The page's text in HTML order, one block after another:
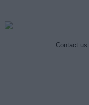
Contact us: